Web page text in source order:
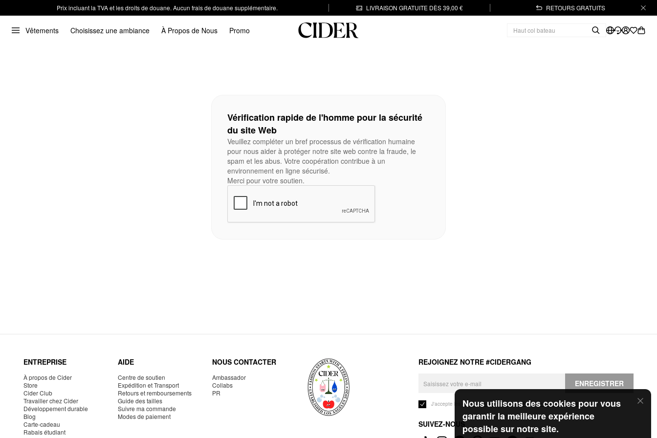
Prix incluant la TVA et les droits de douane. Aucun frais de douane supplémentaire. LIVRAISON GRATUITE DÈS 39,00 € RETOURS GRATUITS
Vêtements Choisissez une ambiance À Propos de Nous Promo
Nous utilisons des cookies pour vous
garantir la meilleure expérience
possible sur notre site.
Vérification rapide de l'homme pour la sécurité
du site Web
Veuillez compléter un bref processus de vérification humaine
pour nous aider à protéger notre site web contre la fraude, le
spam et les abus. Votre coopération contribue à un
environnement en ligne sécurisé.
Merci pour votre soutien.
ENTREPRISE
À propos de Cider
Store
Cider Club
Travailler chez Cider
Développement durable
Blog
Carte-cadeau
Rabais étudiant
AIDE
Centre de soutien
Expédition et Transport
Retours et remboursements
Guide des tailles
Suivre ma commande
Modes de paiement
NOUS CONTACTER
Ambassador
Collabs
PR
REJOIGNEZ NOTRE #CIDERGANG
ENREGISTRER
J'accepte les Conditions généraleset laPolitique de confidentialité.
SUIVEZ-NOUS